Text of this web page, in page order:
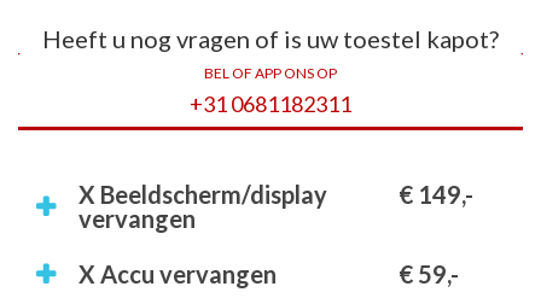
Heeft u nog vragen of is uw toestel kapot?
BEL OF APP ONS OP
+31 0681182311
X Beeldscherm/display
vervangen
€ 149,-
X Accu vervangen € 59,-